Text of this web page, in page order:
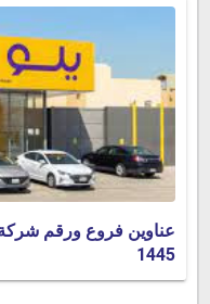
عناوين فروع ورقم شركة
1445